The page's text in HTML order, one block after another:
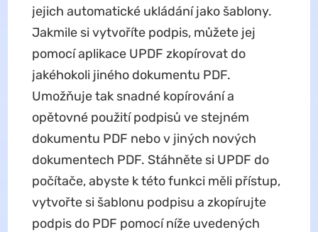
jejich automatické ukládání jako šablony.
Jakmile si vytvoříte podpis, můžete jej
pomocí aplikace UPDF zkopírovat do
jakéhokoli jiného dokumentu PDF.
Umožňuje tak snadné kopírování a
opětovné použití podpisů ve stejném
dokumentu PDF nebo v jiných nových
dokumentech PDF. Stáhněte si UPDF do
počítače, abyste k této funkci měli přístup,
vytvořte si šablonu podpisu a zkopírujte
podpis do PDF pomocí níže uvedených